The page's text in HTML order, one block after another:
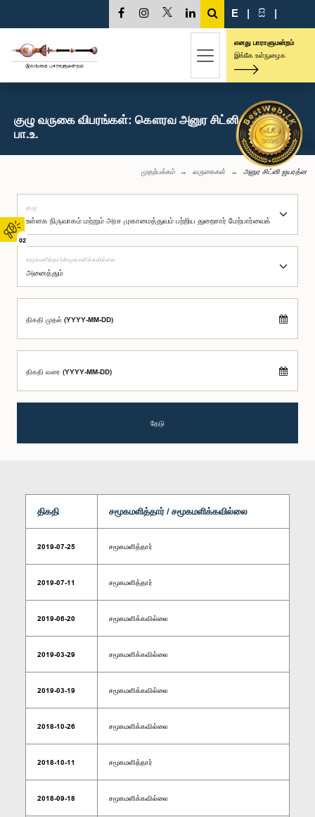
02
E | සි |
எனது பாராளுமன்றம்
இங்கே உள்நுழைக
குழு வருகை விபரங்கள்: கௌரவ அனுர சிட்னி ஜயரத்ன,
பா.உ.
முதற்பக்கம் வருகைகள் அனுர சிட்னி ஜயரத்ன
குழு
சமூகமளித்தார்/சமூகமளிக்கவில்லை
திகதி முதல் (YYYY-MM-DD)
திகதி வரை (YYYY-MM-DD)
தேடு
திகதி சமூகமளித்தார் / சமூகமளிக்கவில்லை
2019-07-25 சமூகமளித்தார்
2019-07-11 சமூகமளித்தார்
2019-06-20 சமூகமளிக்கவில்லை
2019-03-29 சமூகமளிக்கவில்லை
2019-03-19 சமூகமளிக்கவில்லை
2018-10-26 சமூகமளிக்கவில்லை
2018-10-11 சமூகமளித்தார்
2018-09-18 சமூகமளிக்கவில்லை